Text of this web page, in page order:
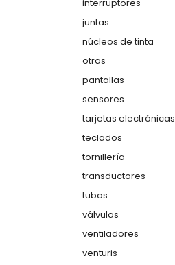
interruptores
juntas
núcleos de tinta
otras
pantallas
sensores
tarjetas electrónicas
teclados
tornillería
transductores
tubos
válvulas
ventiladores
venturis